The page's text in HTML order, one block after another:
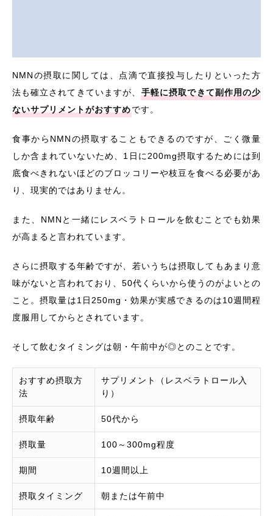
NMNの摂取に関しては、点滴で直接投与したりといった方
法も確立されてきていますが、 手軽に摂取できて副作用の少
ないサプリメントがおすすめです。
食事からNMNの摂取することもできるのですが、ごく微量
しか含まれていないため、1日に200mg摂取するためには到
底食べきれないほどのブロッコリーや枝豆を食べる必要があ
り、現実的ではありません。
また、NMNと一緒にレスベラトロールを飲むことでも効果
が高まると言われています。
さらに摂取する年齢ですが、若いうちは摂取してもあまり意
味がないと言われており、50代くらいから使うのがよいとの
こと。摂取量は1日250mg・効果が実感できるのは10週間程
度服用してからとされています。
そして飲むタイミングは朝・午前中が◎とのことです。
おすすめ摂取方
法
サプリメント（レスベラトロール入
り）
摂取年齢 50代から
摂取量 100～300mg程度
期間 10週間以上
摂取タイミング 朝または午前中